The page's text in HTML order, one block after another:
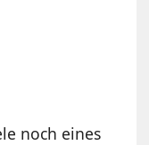
noch eines